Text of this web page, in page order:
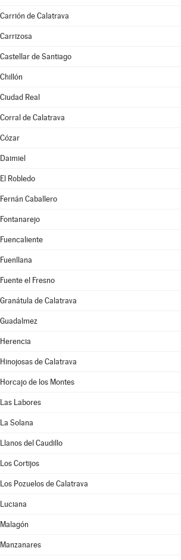
Carrión de Calatrava
Carrizosa
Castellar de Santiago
Chillón
Ciudad Real
Corral de Calatrava
Cózar
Daimiel
El Robledo
Fernán Caballero
Fontanarejo
Fuencaliente
Fuenllana
Fuente el Fresno
Granátula de Calatrava
Guadalmez
Herencia
Hinojosas de Calatrava
Horcajo de los Montes
Las Labores
La Solana
Llanos del Caudillo
Los Cortijos
Los Pozuelos de Calatrava
Luciana
Malagón
Manzanares